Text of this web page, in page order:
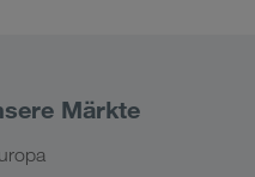
Märkte